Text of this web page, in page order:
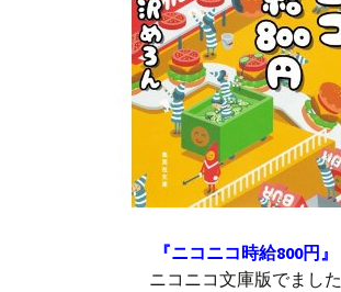
『ニコニコ時給800円』
ニコニコ文庫版でました